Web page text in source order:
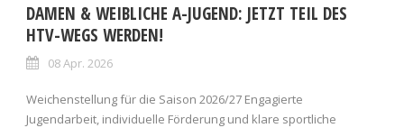
DAMEN & WEIBLICHE A-JUGEND: JETZT TEIL DES
HTV-WEGS WERDEN!
08 Apr. 2026
Weichenstellung für die Saison 2026/27 Engagierte
Jugendarbeit, individuelle Förderung und klare sportliche